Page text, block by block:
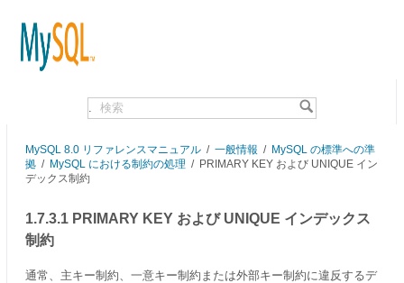
MySQL 8.0 リファレンスマニュアル / 一般情報 / MySQL の標準への準
拠 / MySQL における制約の処理 / PRIMARY KEY および UNIQUE イン
デックス制約
1.7.3.1 PRIMARY KEY および UNIQUE インデックス
制約
通常、主キー制約、一意キー制約または外部キー制約に違反するデ